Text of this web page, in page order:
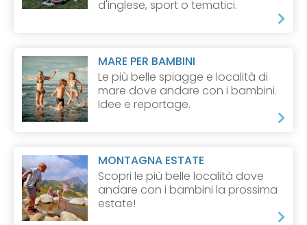
d'inglese, sport o tematici.
MARE PER BAMBINI
Le più belle spiagge e località di
mare dove andare con i bambini.
Idee e reportage.
MONTAGNA ESTATE
Scopri le più belle località dove
andare con i bambini la prossima
estate!